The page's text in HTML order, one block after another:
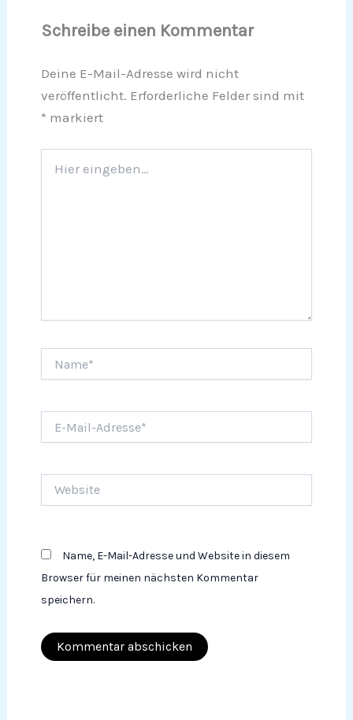
Schreibe einen Kommentar
Deine E-Mail-Adresse wird nicht
veröffentlicht. Erforderliche Felder sind mit
* markiert
eingeben…
Mail-
Name, E-Mail-Adresse und Website in diesem
Browser für meinen nächsten Kommentar
speichern.